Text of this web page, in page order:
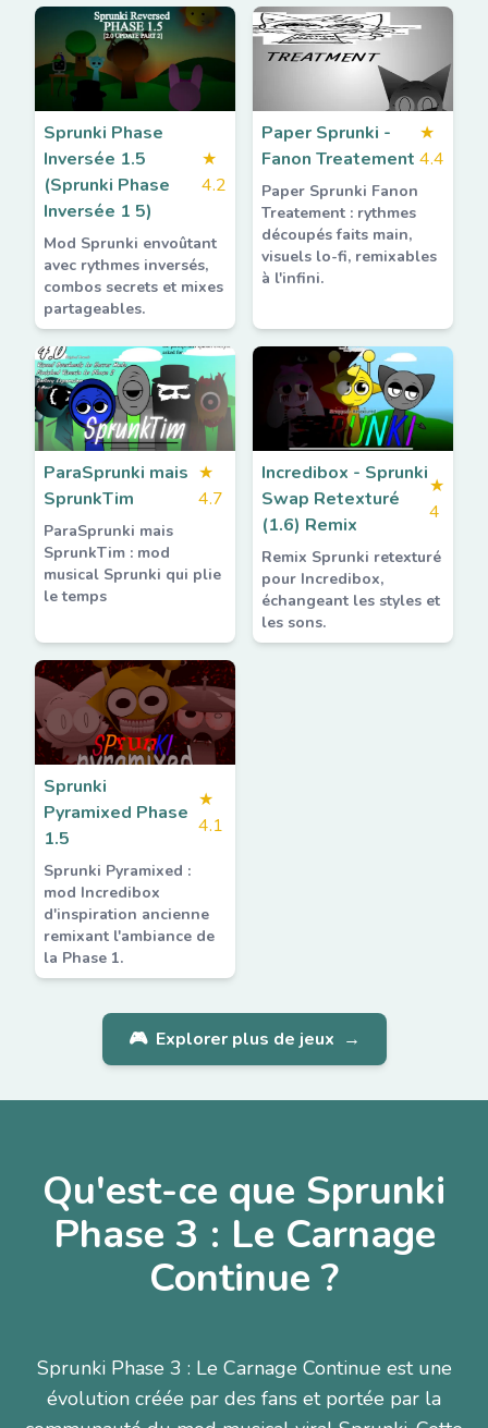
Sprunki Phase
Inversée 1.5
(Sprunki Phase
Inversée 1 5)
★
4.2
Mod Sprunki envoûtant
avec rythmes inversés,
combos secrets et mixes
partageables.
Paper Sprunki -
Fanon Treatement
★
4.4
Paper Sprunki Fanon
Treatement : rythmes
découpés faits main,
visuels lo-fi, remixables
à l'infini.
ParaSprunki mais
SprunkTim
★
4.7
ParaSprunki mais
SprunkTim : mod
musical Sprunki qui plie
le temps
Incredibox - Sprunki
Swap Retexturé
(1.6) Remix
★
4
Remix Sprunki retexturé
pour Incredibox,
échangeant les styles et
les sons.
Sprunki
Pyramixed Phase
1.5
★
4.1
Sprunki Pyramixed :
mod Incredibox
d'inspiration ancienne
remixant l'ambiance de
la Phase 1.
🎮 Explorer plus de jeux →
Qu'est-ce que Sprunki
Phase 3 : Le Carnage
Continue ?
Sprunki Phase 3 : Le Carnage Continue est une
évolution créée par des fans et portée par la